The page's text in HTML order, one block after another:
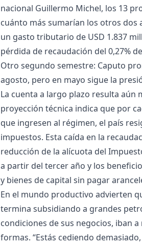
nacional Guillermo Michel, los 13
cuánto más sumarían los otros
un gasto tributario de USD 1.837
pérdida de recaudación del 0,27%
Otro segundo semestre: Caputo
agosto, pero en mayo sigue la
La cuenta a largo plazo resulta aún
proyección técnica indica que por
que ingresen al régimen, el país
impuestos. Esta caída en la
reducción de la alícuota del
a partir del tercer año y los
y bienes de capital sin pagar
En el mundo productivo advierten
termina subsidiando a grandes
condiciones de sus negocios, iban
formas. “Estás cediendo